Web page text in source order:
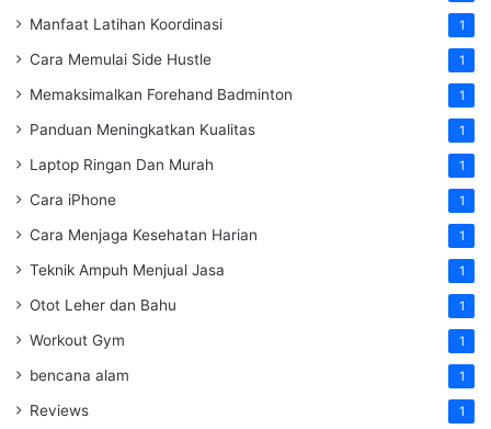
Manfaat Latihan Koordinasi 1
Cara Memulai Side Hustle 1
Memaksimalkan Forehand Badminton 1
Panduan Meningkatkan Kualitas 1
Laptop Ringan Dan Murah 1
Cara iPhone 1
Cara Menjaga Kesehatan Harian 1
Teknik Ampuh Menjual Jasa 1
Otot Leher dan Bahu 1
Workout Gym 1
bencana alam 1
Reviews 1